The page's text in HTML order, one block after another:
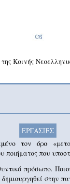
Κοινής
ΕΡΓΑΣΙΕΣ
τον όρο
ποιήματος που
πρόσωπο.
στην